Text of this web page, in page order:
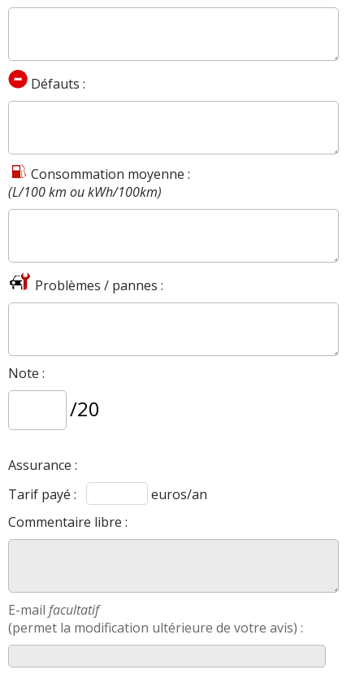
Défauts :
Consommation moyenne :
(L/100 km ou kWh/100km)
Problèmes / pannes :
Note :
/20
Assurance :
Tarif payé :
euros/an
Commentaire libre :
E-mail facultatif
(permet la modification ultérieure de votre avis) :